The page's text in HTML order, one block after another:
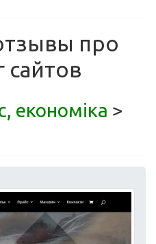
про
сайтов
економіка >